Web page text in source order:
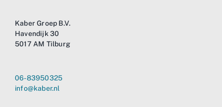
Kaber Groep B.V.
Havendijk 30
5017 AM Tilburg
06-83950325
info@kaber.nl